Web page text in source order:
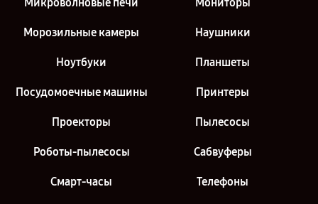
Морозильные камеры Наушники
Ноутбуки Планшеты
Посудомоечные машины Принтеры
Проекторы Пылесосы
Роботы-пылесосы Сабвуферы
Смарт-часы Телефоны